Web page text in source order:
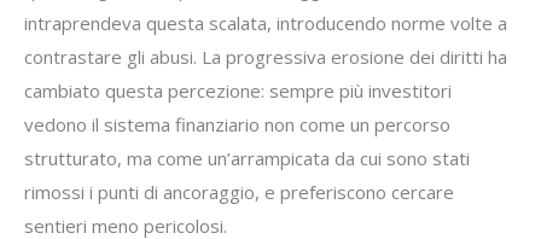
intraprendeva questa scalata, introducendo norme volte a
contrastare gli abusi. La progressiva erosione dei diritti ha
cambiato questa percezione: sempre più investitori
vedono il sistema finanziario non come un percorso
strutturato, ma come un’arrampicata da cui sono stati
rimossi i punti di ancoraggio, e preferiscono cercare
sentieri meno pericolosi.